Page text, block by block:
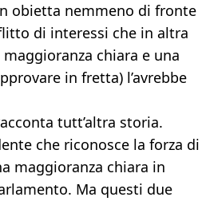
obietta nemmeno di fronte
di interessi che in altra
chiara e una
in fretta) l’avrebbe
tutt’altra storia.
che riconosce la forza di
maggioranza chiara in
Ma questi due